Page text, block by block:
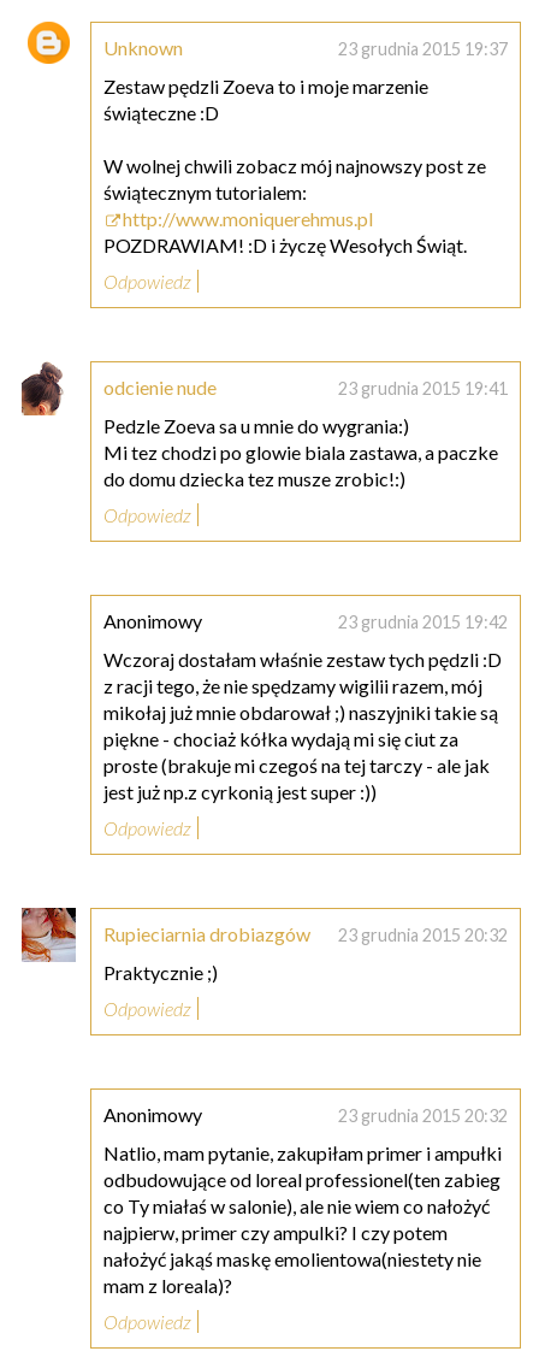
Unknown 23 grudnia 2015 19:37
Zestaw pędzli Zoeva to i moje marzenie
świąteczne :D
W wolnej chwili zobacz mój najnowszy post ze
świątecznym tutorialem:
http://www.moniquerehmus.pl
POZDRAWIAM! :D i życzę Wesołych Świąt.
Odpowiedz
odcienie nude 23 grudnia 2015 19:41
Pedzle Zoeva sa u mnie do wygrania:)
Mi tez chodzi po glowie biala zastawa, a paczke
do domu dziecka tez musze zrobic!:)
Odpowiedz
Anonimowy 23 grudnia 2015 19:42
Wczoraj dostałam właśnie zestaw tych pędzli :D
z racji tego, że nie spędzamy wigilii razem, mój
mikołaj już mnie obdarował ;) naszyjniki takie są
piękne - chociaż kółka wydają mi się ciut za
proste (brakuje mi czegoś na tej tarczy - ale jak
jest już np.z cyrkonią jest super :))
Odpowiedz
Rupieciarnia drobiazgów 23 grudnia 2015 20:32
Praktycznie ;)
Odpowiedz
Anonimowy 23 grudnia 2015 20:32
Natlio, mam pytanie, zakupiłam primer i ampułki
odbudowujące od loreal professionel(ten zabieg
co Ty miałaś w salonie), ale nie wiem co nałożyć
najpierw, primer czy ampulki? I czy potem
nałożyć jakąś maskę emolientowa(niestety nie
mam z loreala)?
Odpowiedz